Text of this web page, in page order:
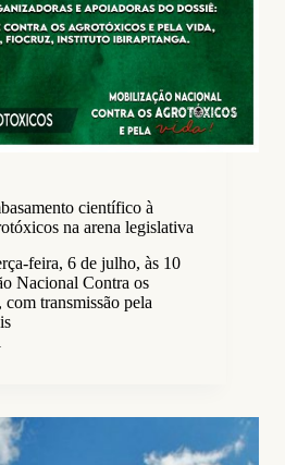
científico à
na arena legislativa
feira, 6 de julho, às 10
Nacional Contra os
transmissão pela